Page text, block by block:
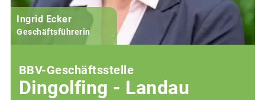
Ingrid Ecker
Geschäftsführerin
BBV-Geschäftsstelle
Dingolfing - Landau